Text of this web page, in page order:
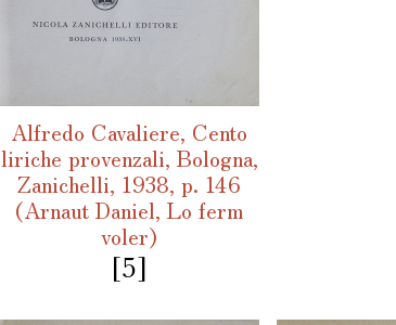
Alfredo Cavaliere, Cento
liriche provenzali, Bologna,
Zanichelli, 1938, p. 146
(Arnaut Daniel, Lo ferm
voler)
[5]